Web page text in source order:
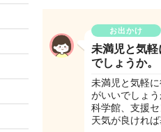
お出かけ
未満児と気軽
でしょうか。
未満児と気軽
がいいでしょう
科学館、支援
天気が良けれ